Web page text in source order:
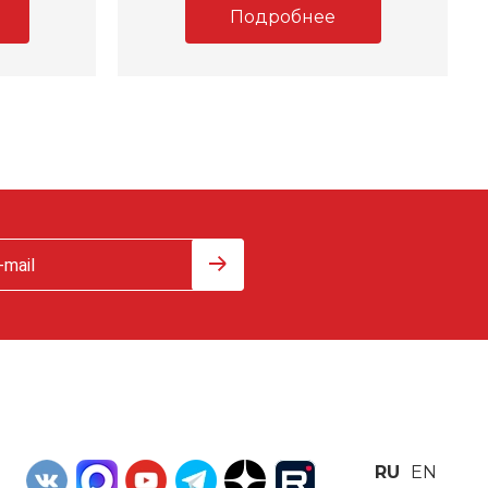
Подробнее
RU EN